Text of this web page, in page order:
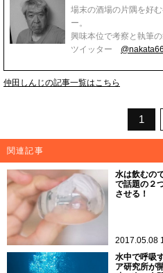
場末の酒場の片隅を好
ー。
興味本位で考察と執筆の
ツイッター
仲田しんじの記事一覧はこちら
1
関連記事
水は飲むの
で話題の２
させる！
2017.05.08
水中で呼吸
ア研究所が